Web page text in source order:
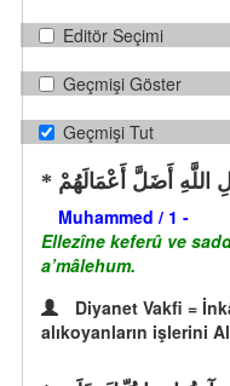
Editör Seçimi
Geçmişi Göster
Geçmişi Tut
اللَّهِ أَضَلَّ أَعْمَالَهُمْ
Muhammed / 1 -
Ellezîne keferû ve
a’mâlehum.
Diyanet Vakfi =
alıkoyanların işlerini